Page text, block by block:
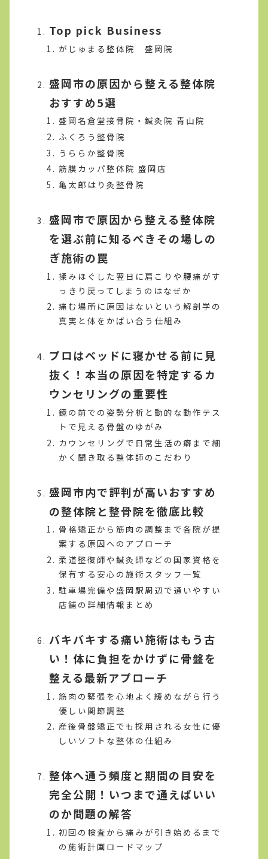
Top pick Business
がじゅまる整体院 盛岡院
盛岡市の原因から整える整体院
おすすめ5選
盛岡名倉堂接骨院・鍼灸院 青山院
ふくろう整骨院
うららか整骨院
筋膜カッパ整体院 盛岡店
亀太郎はり灸整骨院
盛岡市で原因から整える整体院
を選ぶ前に知るべきその場しの
ぎ施術の罠
揉みほぐした翌日に肩こりや腰痛がす
っきり戻ってしまうのはなぜか
痛む場所に原因はないという解剖学の
真実と体をかばい合う仕組み
プロはベッドに寝かせる前に見
抜く！本当の原因を特定するカ
ウンセリングの重要性
鏡の前での姿勢分析と動的な動作テス
トで見える骨盤のゆがみ
カウンセリングで日常生活の癖まで細
かく聞き取る整体師のこだわり
盛岡市内で評判が高いおすすめ
の整体院と整骨院を徹底比較
骨格矯正から筋肉の調整まで各院が提
案する原因へのアプローチ
柔道整復師や鍼灸師などの国家資格を
保有する安心の施術スタッフ一覧
駐車場完備や盛岡駅周辺で通いやすい
店舗の詳細情報まとめ
バキバキする痛い施術はもう古
い！体に負担をかけずに骨盤を
整える最新アプローチ
筋肉の緊張を心地よく緩めながら行う
優しい関節調整
産後骨盤矯正でも採用される女性に優
しいソフトな整体の仕組み
整体へ通う頻度と期間の目安を
完全公開！いつまで通えばいい
のか問題の解答
初回の検査から痛みが引き始めるまで
の施術計画ロードマップ